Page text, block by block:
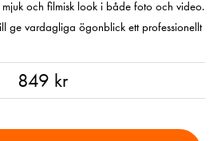
och filmisk look i både foto och video.
ge vardagliga ögonblick ett professionellt
849 kr